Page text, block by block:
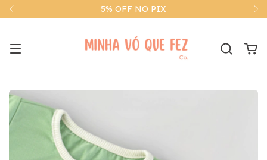
ENVIO PARA TODO O BRASIL